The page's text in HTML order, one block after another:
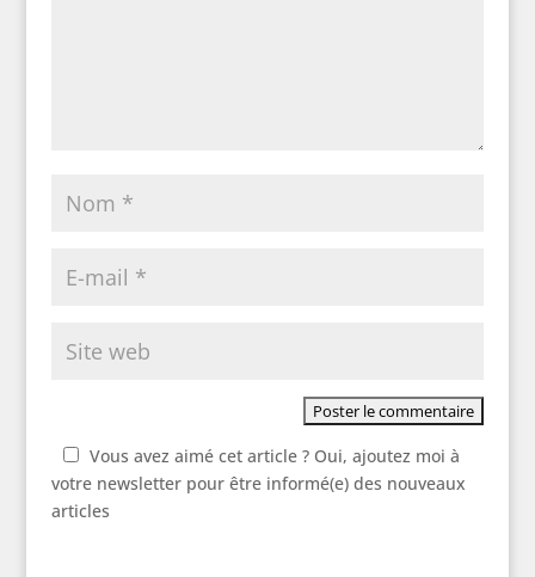
Vous avez aimé cet article ? Oui, ajoutez moi à
votre newsletter pour être informé(e) des nouveaux
articles